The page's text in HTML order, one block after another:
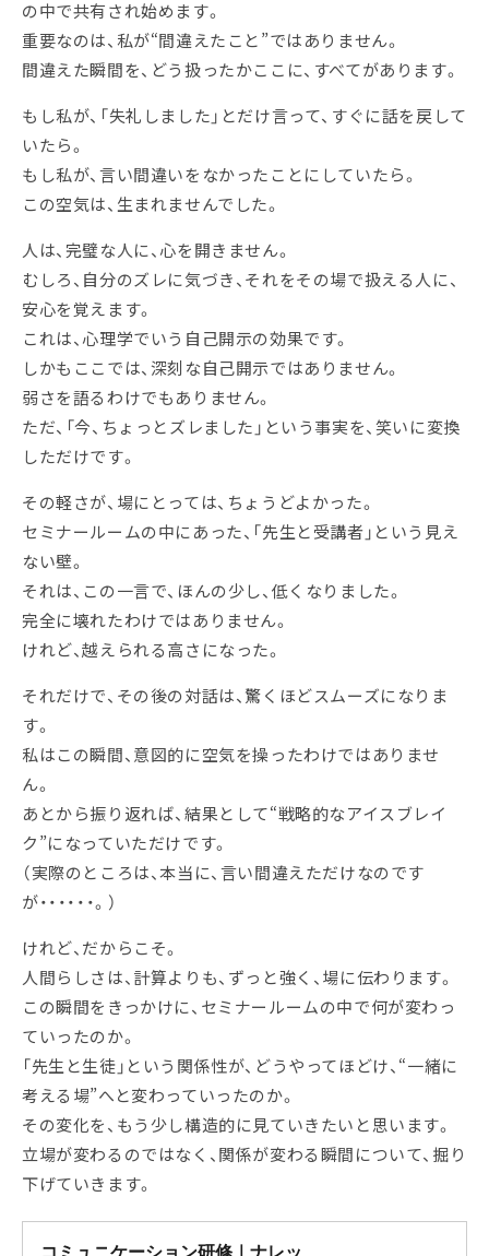
の中で共有され始めます。
重要なのは、私が“間違えたこと”ではありません。
間違えた瞬間を、どう扱ったかここに、すべてがあります。
もし私が、「失礼しました」とだけ言って、すぐに話を戻して
いたら。
もし私が、言い間違いをなかったことにしていたら。
この空気は、生まれませんでした。
人は、完璧な人に、心を開きません。
むしろ、自分のズレに気づき、それをその場で扱える人に、
安心を覚えます。
これは、心理学でいう自己開示の効果です。
しかもここでは、深刻な自己開示ではありません。
弱さを語るわけでもありません。
ただ、「今、ちょっとズレました」という事実を、笑いに変換
しただけです。
その軽さが、場にとっては、ちょうどよかった。
セミナールームの中にあった、「先生と受講者」という見え
ない壁。
それは、この一言で、ほんの少し、低くなりました。
完全に壊れたわけではありません。
けれど、越えられる高さになった。
それだけで、その後の対話は、驚くほどスムーズになりま
す。
私はこの瞬間、意図的に空気を操ったわけではありませ
ん。
あとから振り返れば、結果として“戦略的なアイスブレイ
ク”になっていただけです。
（実際のところは、本当に、言い間違えただけなのです
が・・・・・・。）
けれど、だからこそ。
人間らしさは、計算よりも、ずっと強く、場に伝わります。
この瞬間をきっかけに、セミナールームの中で何が変わっ
ていったのか。
「先生と生徒」という関係性が、どうやってほどけ、“一緒に
考える場”へと変わっていったのか。
その変化を、もう少し構造的に見ていきたいと思います。
立場が変わるのではなく、関係が変わる瞬間について、掘り
下げていきます。